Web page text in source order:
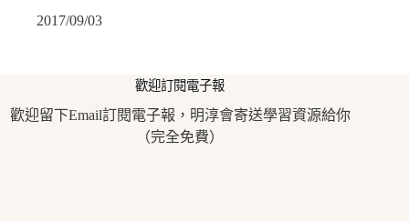
2017/09/03
歡迎訂閱電子報
歡迎留下Email訂閱電子報，明淳會寄送學習資源給你
（完全免費）